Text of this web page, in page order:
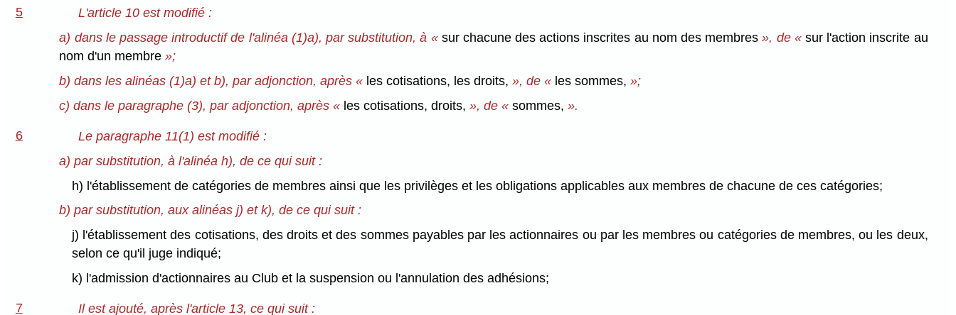
5
L'article 10 est modifié :
a) dans le passage introductif de l'alinéa (1)a), par substitution, à «sur chacune des actions inscrites au nom des membres», de «sur l'action inscrite au
nom d'un membre»;
b) dans les alinéas (1)a) et b), par adjonction, après « les cotisations, les droits,», de « les sommes,»;
c) dans le paragraphe (3), par adjonction, après « les cotisations, droits,», de « sommes,».
6
Le paragraphe 11(1) est modifié :
a) par substitution, à l'alinéa h), de ce qui suit :
h) l'établissement de catégories de membres ainsi que les privilèges et les obligations applicables aux membres de chacune de ces catégories;
b) par substitution, aux alinéas j) et k), de ce qui suit :
j) l'établissement des cotisations, des droits et des sommes payables par les actionnaires ou par les membres ou catégories de membres, ou les deux,
selon ce qu'il juge indiqué;
k) l'admission d'actionnaires au Club et la suspension ou l'annulation des adhésions;
7 Il est ajouté, après l'article 13, ce qui suit :